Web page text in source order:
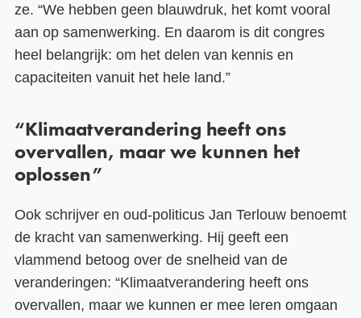
ze. “We hebben geen blauwdruk, het komt vooral
aan op samenwerking. En daarom is dit congres
heel belangrijk: om het delen van kennis en
capaciteiten vanuit het hele land.”
“Klimaatverandering heeft ons
overvallen, maar we kunnen het
oplossen”
Ook schrijver en oud-politicus Jan Terlouw benoemt
de kracht van samenwerking. Hij geeft een
vlammend betoog over de snelheid van de
veranderingen: “Klimaatverandering heeft ons
overvallen, maar we kunnen er mee leren omgaan